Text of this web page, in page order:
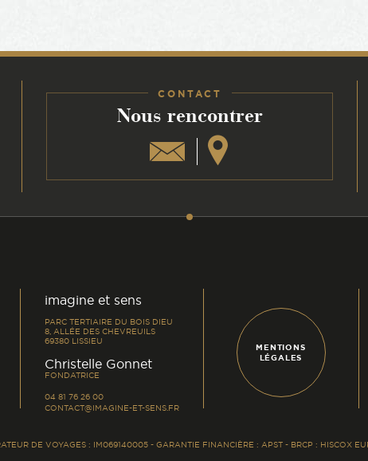
CONTACT
Nous rencontrer
imagine et sens
PARC TERTIAIRE DU BOIS DIEU
8, ALLÉE DES CHEVREUILS
69380 LISSIEU
Christelle Gonnet-
FONDATRICE
04 81 76 26 00
CONTACT@IMAGINE-ET-SENS.FR
MENTIONS
LÉGALES
DE VOYAGES : IM069140005 - GARANTIE FINANCIÈRE : APST - BRCP : HISCOX